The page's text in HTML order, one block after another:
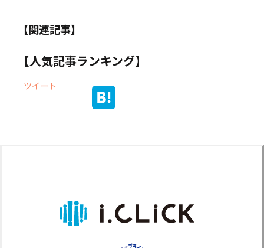
【関連記事】
【人気記事ランキング】
ツイート